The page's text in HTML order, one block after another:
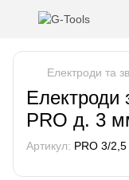
Електроди та
Електроди
PRO д. 3
Артикул: PRO 3/2,5